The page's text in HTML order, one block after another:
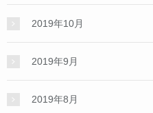
2019年10月
2019年9月
2019年8月